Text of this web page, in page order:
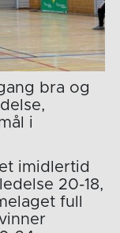
bra og
i
imidlertid
20-18,
full